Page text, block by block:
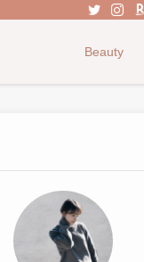
Beauty